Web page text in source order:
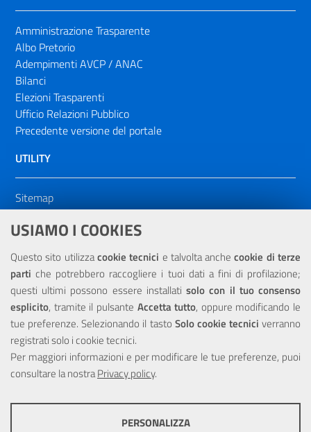
USIAMO I COOKIES
Questo sito utilizzacookie tecnici e talvolta anchecookie di terze
parti che potrebbero raccogliere i tuoi dati a fini di profilazione;
questi ultimi possono essere installatisolo con il tuo consenso
esplicito, tramite il pulsante Accetta tutto, oppure modificando le
tue preferenze. Selezionando il tasto Solo cookie tecnici verranno
registrati solo i cookie tecnici.
Per maggiori informazioni e per modificare le tue preferenze, puoi
consultare la nostraPrivacy policy.
PERSONALIZZA
Amministrazione Trasparente
Albo Pretorio
Adempimenti AVCP / ANAC
Bilanci
Elezioni Trasparenti
Ufficio Relazioni Pubblico
Precedente versione del portale
UTILITY
Sitemap
Dichiarazione di accessibilità
NOTE LEGALI
Privacy
Portale realizzato con la partecipazione finanziaria dell'Unione
Europea tramite i fondi del POR Sicilia 2000/2006 Misura 6.05 -